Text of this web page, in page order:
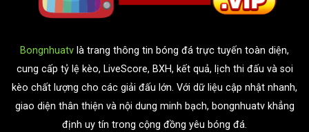
Bongnhuatv là trang thông tin bóng đá trực tuyến toàn diện,
cung cấp tỷ lệ kèo, LiveScore, BXH, kết quả, lịch thi đấu và soi
kèo chất lượng cho các giải đấu lớn. Với dữ liệu cập nhật nhanh,
giao diện thân thiện và nội dung minh bạch, bongnhuatv khẳng
định uy tín trong cộng đồng yêu bóng đá.